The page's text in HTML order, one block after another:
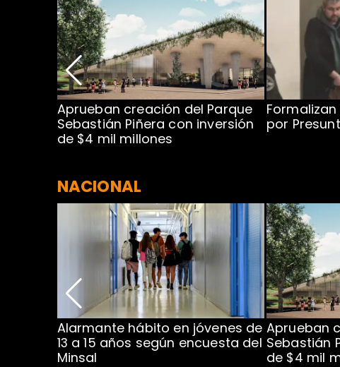
Aprueban creación del Parque
Sebastián Piñera con inversión
de $4 mil millones
por
NACIONAL
Alarmante hábito en jóvenes de
13 a 15 años según encuesta del
Minsal
Aprueban
Sebastián
de $4 mil